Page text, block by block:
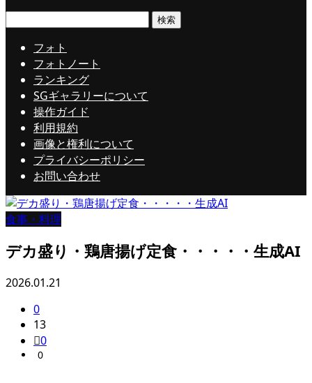
フォト
フォトノート
ランキング
SGギャラリーについて
操作ガイド
利用規約
画像と権利について
プライバシーポリシー
お問い合わせ
食事・料理
デカ盛り・鶏唐揚げ定食・・・・・生成AI
2026.01.21
0
13
0
0